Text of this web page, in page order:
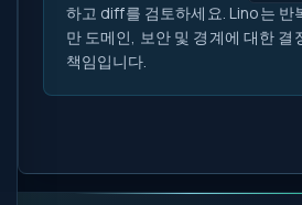
하고 diff를 검토하세요. Lino는 반
만 도메인, 보안 및 경계에 대한 결
책임입니다.